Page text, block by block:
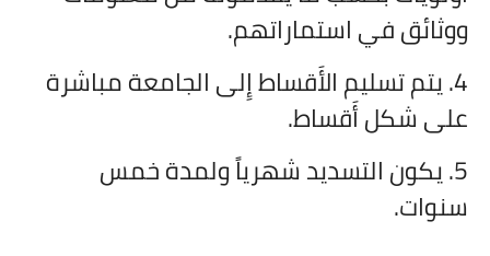
ووثائق في استماراتهم.
4. يتم تسليم الأَقساط إِلى الجامعة مباشرة
على شكل أَقساط.
5. يكون التسديد شهرياً ولمدة خمس
سنوات.